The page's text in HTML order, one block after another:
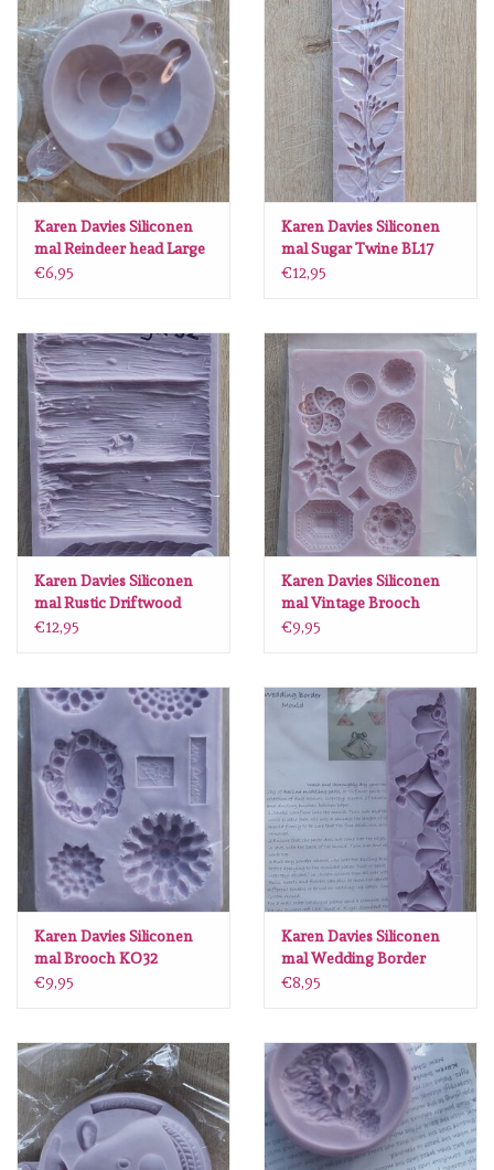
Stempels
stempelinkt
stempelaccesoires
papier (blokjes) &
embellishments
Embellishment/bedeltjes
Mixed Media
diversen
embossingpoeders
inkleurbenodigdheden
gereedschap
stansmachine en toebehoren
schudmateriaal
Lesia Zgharda
Magnolia
OLO Markers
Impronte D'autore
Karen Davies Siliconen
mal Reindeer head Large
BL51
€6,95
Karen Davies Siliconen
mal Sugar Twine BL17
€12,95
Karen Davies Siliconen
mal Rustic Driftwood
GR32
€12,95
Karen Davies Siliconen
mal Vintage Brooch
KO32
€9,95
Karen Davies Siliconen
mal Brooch KO32
€9,95
Karen Davies Siliconen
mal Wedding Border
KD580
€8,95